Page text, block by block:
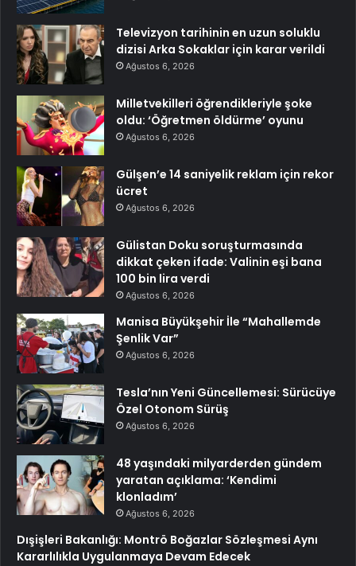
Televizyon tarihinin en uzun soluklu
dizisi Arka Sokaklar için karar verildi
Ağustos 6, 2026
Milletvekilleri öğrendikleriyle şoke
oldu: ‘Öğretmen öldürme’ oyunu
Ağustos 6, 2026
Gülşen’e 14 saniyelik reklam için rekor
ücret
Ağustos 6, 2026
Gülistan Doku soruşturmasında
dikkat çeken ifade: Valinin eşi bana
100 bin lira verdi
Ağustos 6, 2026
Manisa Büyükşehir İle “Mahallemde
Şenlik Var”
Ağustos 6, 2026
Tesla’nın Yeni Güncellemesi: Sürücüye
Özel Otonom Sürüş
Ağustos 6, 2026
48 yaşındaki milyarderden gündem
yaratan açıklama: ‘Kendimi
klonladım’
Ağustos 6, 2026
Dışişleri Bakanlığı: Montrö Boğazlar Sözleşmesi Aynı
Kararlılıkla Uygulanmaya Devam Edecek